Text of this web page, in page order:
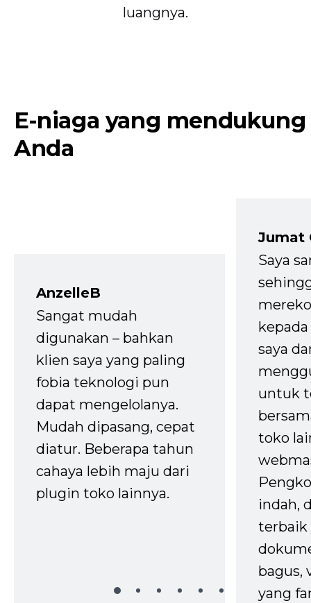
luangnya.
E-niaga yang mendukung
Anda
AnzelleB
Sangat mudah
digunakan – bahkan
klien saya yang paling
fobia teknologi pun
dapat mengelolanya.
Mudah dipasang, cepat
diatur. Beberapa tahun
cahaya lebih maju dari
plugin toko lainnya.
Jumat
Saya
saya
untuk
toko
indah,
terbaik
bagus,
yang